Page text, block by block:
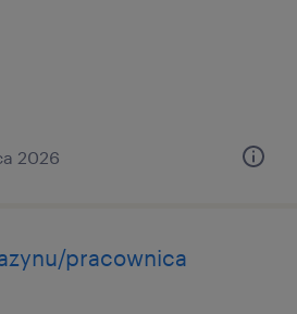
2026
pracownica